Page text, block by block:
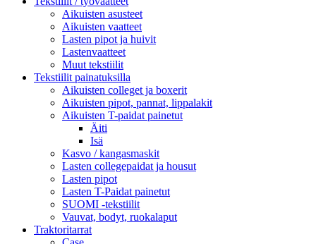
Aikuisten asusteet
Aikuisten vaatteet
Lasten pipot ja huivit
Lastenvaatteet
Muut tekstiilit
Tekstiilit painatuksilla
Aikuisten colleget ja boxerit
Aikuisten pipot, pannat, lippalakit
Aikuisten T-paidat painetut
Äiti
Isä
Kasvo / kangasmaskit
Lasten collegepaidat ja housut
Lasten pipot
Lasten T-Paidat painetut
SUOMI -tekstiilit
Vauvat, bodyt, ruokalaput
Traktoritarrat